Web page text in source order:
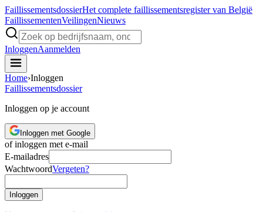
FaillissementsdossierHet complete faillissementsregister van België
FaillissementenVeilingenNieuws
InloggenAanmelden
Home›Inloggen
Faillissementsdossier
Inloggen op je account
Inloggen met Google
of inloggen met e-mail
E-mailadres
WachtwoordVergeten?
Inloggen